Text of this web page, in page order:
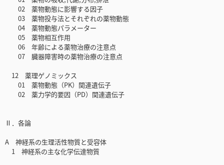
02 薬物動態に影響する因子
03 薬物投与法とそれぞれの薬物動態
04 薬物動態パラメーター
05 薬物相互作用
06 年齢による薬物治療の注意点
07 臓器障害時の薬物治療の注意点
12 薬理ゲノミックス
01 薬物動態（PK）関連遺伝子
02 薬力学的要因（PD）関連遺伝子
Ⅱ．各論
A 神経系の生理活性物質と受容体
1 神経系の主な化学伝達物質